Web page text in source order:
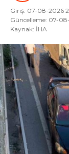
Giriş: 07-08-2026
Güncelleme: 07-
Kaynak: İHA